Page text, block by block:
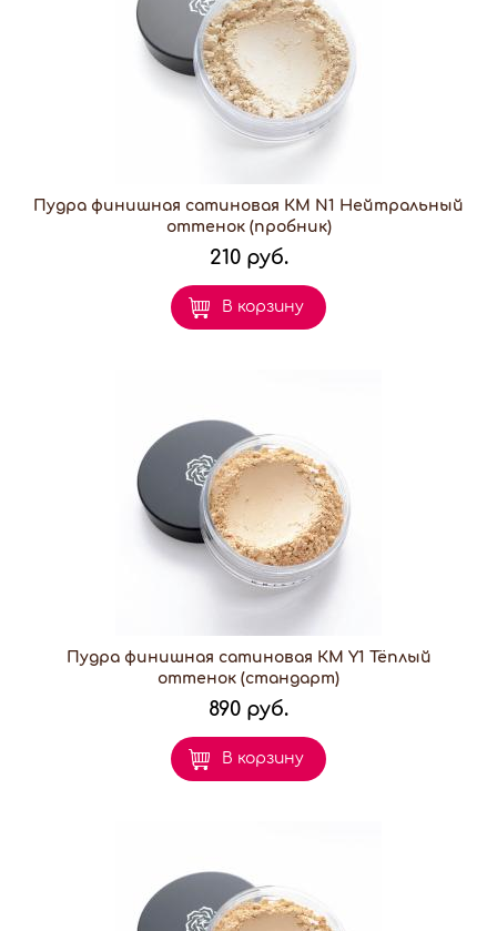
Пудра финишная сатиновая КМ N1 Нейтральный
оттенок (пробник)
210 руб.
В корзину
Пудра финишная сатиновая КМ Y1 Тёплый
оттенок (стандарт)
890 руб.
В корзину